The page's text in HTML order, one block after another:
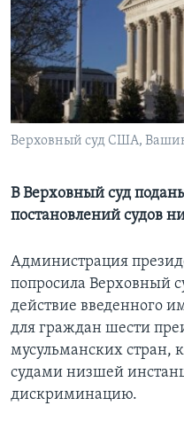
Learning English
СОЦИАЛЬНЫЕ СЕТИ
Верховный суд США,
В Верховный суд
постановлений судов
Администрация
попросила Верховный
действие введенного
для граждан шести
мусульманских стран,
судами низшей
дискриминацию.